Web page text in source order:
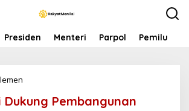
Presiden Menteri Parpol Pemilu
n
Pembangunan